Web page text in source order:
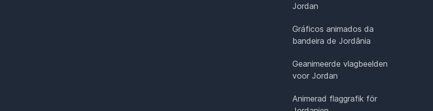
Jordan
Gráficos animados da
bandeira de Jordânia
Geanimeerde vlagbeelden
voor Jordan
Animerad flaggrafik för